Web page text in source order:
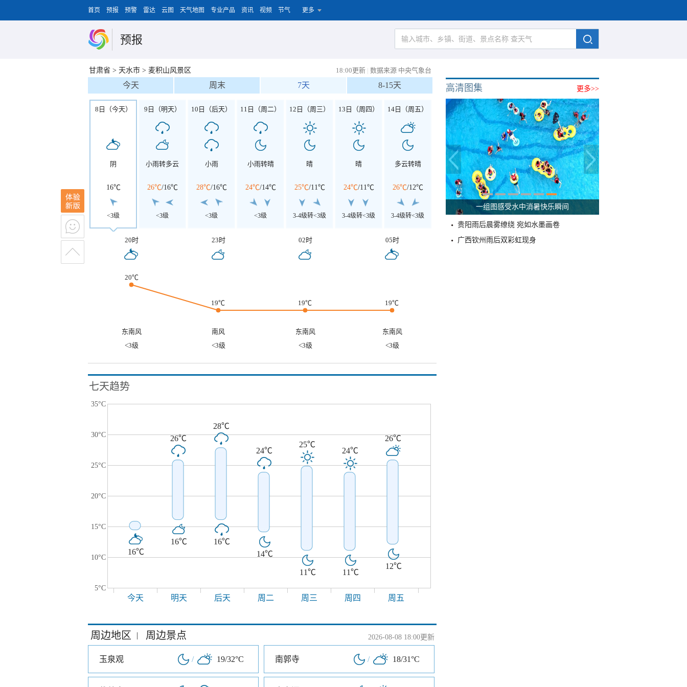
首页 预报 预警 雷达 云图 天气地图 专业产品 资讯 视频 节气 更多
预报
甘肃省 > 天水市 > 麦积山风景区 18:00更新 | 数据来源 中央气象台
今天 周末 7天 8-15天
8日（今天）
阴
16℃
<3级
9日（明天）
小雨转多云
26℃/16℃
<3级
10日（后天）
小雨
28℃/16℃
<3级
11日（周二）
小雨转晴
24℃/14℃
<3级
12日（周三）
晴
25℃/11℃
3-4级转<3级
13日（周四）
晴
24℃/11℃
3-4级转<3级
14日（周五）
多云转晴
26℃/12℃
3-4级转<3级
20时 23时 02时 05时
20℃
19℃ 19℃ 19℃
东南风 南风 东南风
东南风
<3级
<3级 <3级 <3级
七天趋势
35°C
30°C
25°C
20°C
15°C
10°C
5°C
16℃
26℃
16℃
28℃
16℃
24℃
14℃
25℃
11℃
24℃
11℃
26℃
12℃
今天 明天 后天 周二 周三 周四 周五
周边地区 | 周边景点 2026-08-08 18:00更新
玉泉观 / 19/32°C 南郭寺 / 18/31°C
更多>>
高清图集
一组图感受水中消暑快乐瞬间
贵阳雨后晨雾缭绕 宛如水墨画卷
广西钦州雨后双彩虹现身